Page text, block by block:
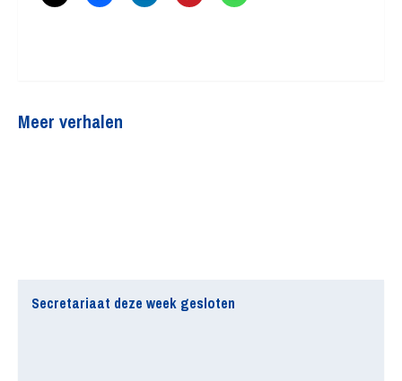
Meer verhalen
Secretariaat deze week gesloten